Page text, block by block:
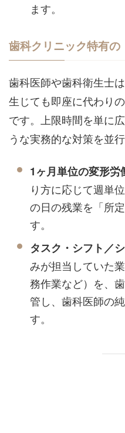
ます。
歯科クリニック特有
歯科医師や歯科衛生士
生じても即座に代わり
です。上限時間を単に
うな実務的な対策を並
1ヶ月単位の変形労
り方に応じて週単
の日の残業を「所
す。
タスク・シフト／
みが担当していた
務作業など）を、
管し、歯科医師の
す。